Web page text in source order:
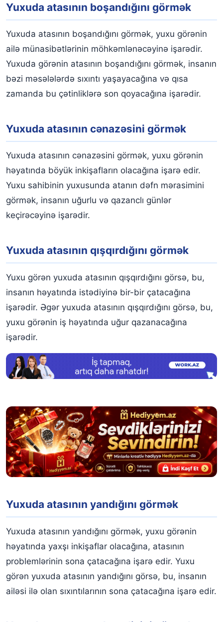
Yuxuda atasının boşandığını görmək
Yuxuda atasının boşandığını görmək, yuxu görənin
ailə münasibətlərinin möhkəmlənəcəyinə işarədir.
Yuxuda görənin atasının boşandığını görmək, insanın
bəzi məsələlərdə sıxıntı yaşayacağına və qısa
zamanda bu çətinliklərə son qoyacağına işarədir.
Yuxuda atasının cənazəsini görmək
Yuxuda atasının cənazəsini görmək, yuxu görənin
həyatında böyük inkişafların olacağına işarə edir.
Yuxu sahibinin yuxusunda atanın dəfn mərasimini
görmək, insanın uğurlu və qazanclı günlər
keçirəcəyinə işarədir.
Yuxuda atasının qışqırdığını görmək
Yuxu görən yuxuda atasının qışqırdığını görsə, bu,
insanın həyatında istədiyinə bir-bir çatacağına
işarədir. Əgər yuxuda atasının qışqırdığını görsə, bu,
yuxu görənin iş həyatında uğur qazanacağına
işarədir.
Yuxuda atasının yandığını görmək
Yuxuda atasının yandığını görmək, yuxu görənin
həyatında yaxşı inkişaflar olacağına, atasının
problemlərinin sona çatacağına işarə edir. Yuxu
görən yuxuda atasının yandığını görsə, bu, insanın
ailəsi ilə olan sıxıntılarının sona çatacağına işarə edir.